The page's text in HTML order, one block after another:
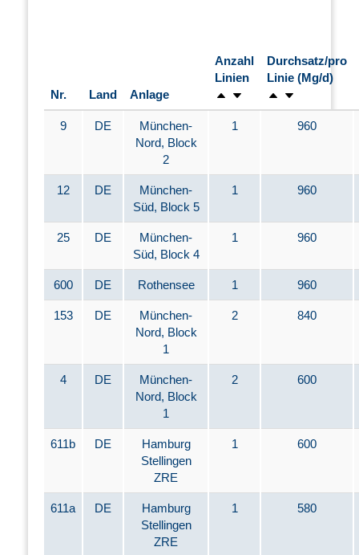
Nr. Land Anlage
Anzahl
Linien
Durchsatz/pro
Linie (Mg/d)
9 DE
München-
Nord, Block
2
1 960
12 DE
München-
Süd, Block 5
1 960
25 DE
München-
Süd, Block 4
1 960
600 DE Rothensee 1 960
153 DE
München-
Nord, Block
1
2 840
4 DE
München-
Nord, Block
1
2 600
611b DE
Hamburg
Stellingen
ZRE
1 600
611a DE
Hamburg
Stellingen
ZRE
1 580